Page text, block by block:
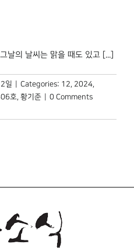
날의 날씨는 맑을 때도 있고 [...]
일 Categories: 12 2024
호 황기준
0 Comments